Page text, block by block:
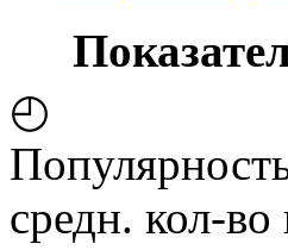
◴
средн. кол-во